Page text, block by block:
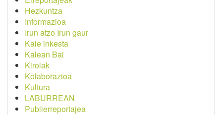
Hezkuntza
Informazioa
Irun atzo Irun gaur
Kale inkesta
Kalean Bai
Kirolak
Kolaborazioa
Kultura
LABURREAN
Publierreportajea